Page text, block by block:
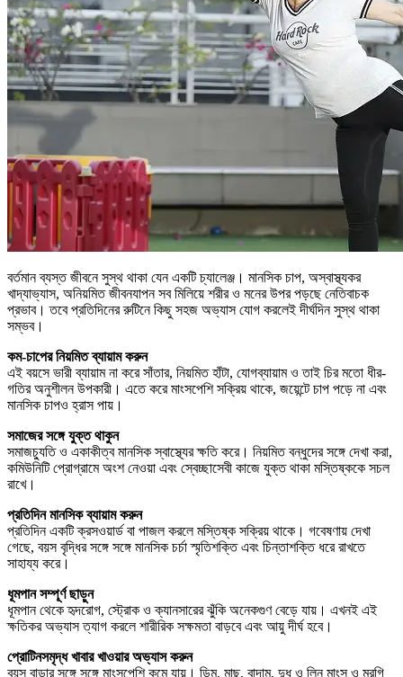
বর্তমান ব্যস্ত জীবনে সুস্থ থাকা যেন একটি চ্যালেঞ্জ। মানসিক চাপ, অস্বাস্থ্যকর
খাদ্যাভ্যাস, অনিয়মিত জীবনযাপন সব মিলিয়ে শরীর ও মনের উপর পড়ছে নেতিবাচক
প্রভাব। তবে প্রতিদিনের রুটিনে কিছু সহজ অভ্যাস যোগ করলেই দীর্ঘদিন সুস্থ থাকা
সম্ভব।
কম-চাপের নিয়মিতব্যায়ামকরুন
এই বয়সে ভারী ব্যায়াম না করে সাঁতার, নিয়মিত হাঁটা, যোগব্যায়াম ও তাই চির মতো ধীর-
গতির অনুশীলন উপকারী। এতে করে মাংসপেশি সক্রিয় থাকে, জয়েন্টে চাপ পড়ে না এবং
মানসিক চাপও হ্রাস পায়।
সমাজের সঙ্গে যুক্ত থাকুন
সমাজচ্যুতি ও একাকীত্ব মানসিক স্বাস্থ্যের ক্ষতি করে। নিয়মিত বন্ধুদের সঙ্গে দেখা করা,
কমিউনিটি প্রোগ্রামে অংশ নেওয়া এবং স্বেচ্ছাসেবী কাজে যুক্ত থাকা মস্তিষ্ককে সচল
রাখে।
প্রতিদিন মানসিক ব্যায়াম করুন
প্রতিদিন একটি ক্রসওয়ার্ড বা পাজল করলে মস্তিষ্ক সক্রিয় থাকে। গবেষণায় দেখা
গেছে, বয়স বৃদ্ধির সঙ্গে সঙ্গে মানসিক চর্চা স্মৃতিশক্তি এবং চিন্তাশক্তি ধরে রাখতে
সাহায্য করে।
ধূমপান সম্পূর্ণ ছাড়ুন
ধূমপান থেকে হৃদরোগ, স্ট্রোক ও ক্যানসারের ঝুঁকি অনেকগুণ বেড়ে যায়। এখনই এই
ক্ষতিকর অভ্যাস ত্যাগ করলে শারীরিক সক্ষমতা বাড়বে এবং আয়ু দীর্ঘ হবে।
প্রোটিনসমৃদ্ধ খাবার খাওয়ার অভ্যাস করুন
বয়স বাড়ার সঙ্গে সঙ্গে মাংসপেশি কমে যায়। ডিম, মাছ, বাদাম, দুধ ও লিন মাংস ও মুরগি